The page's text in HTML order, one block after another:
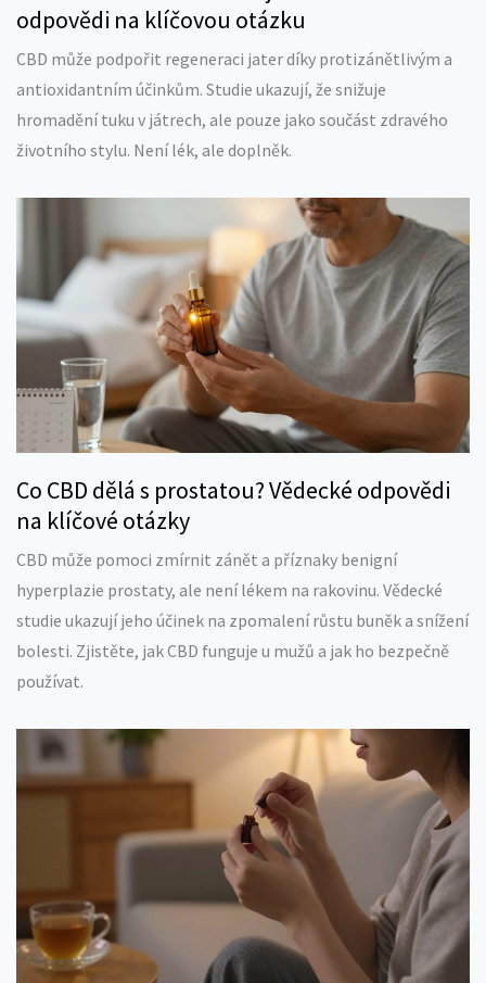
odpovědi na klíčovou otázku
CBD může podpořit regeneraci jater díky protizánětlivým a
antioxidantním účinkům. Studie ukazují, že snižuje
hromadění tuku v játrech, ale pouze jako součást zdravého
životního stylu. Není lék, ale doplněk.
Co CBD dělá s prostatou? Vědecké odpovědi
na klíčové otázky
CBD může pomoci zmírnit zánět a příznaky benigní
hyperplazie prostaty, ale není lékem na rakovinu. Vědecké
studie ukazují jeho účinek na zpomalení růstu buněk a snížení
bolesti. Zjistěte, jak CBD funguje u mužů a jak ho bezpečně
používat.